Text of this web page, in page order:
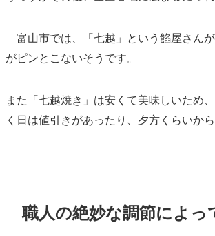
富山市では、「七越」という餡屋さん
がピンとこないそうです。
また「七越焼き」は安くて美味しいため
く日は値引きがあったり、夕方くらいか
職人の絶妙な調節によっ